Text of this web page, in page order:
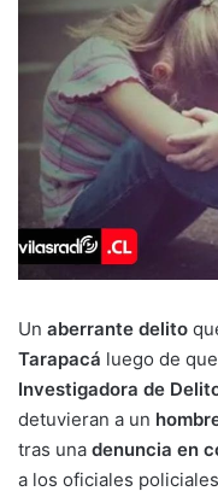
Un aberrante delito
Tarapacá luego de
Investigadora de
detuvieran a un
tras una denuncia en
a los oficiales